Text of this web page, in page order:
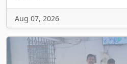
Aug 07, 2026